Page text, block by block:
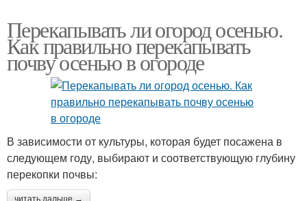
Перекапывать ли огород осенью.
Как правильно перекапывать
почву осенью в огороде
В зависимости от культуры, которая будет посажена в
следующем году, выбирают и соответствующую глубину
перекопки почвы:
читать дальше →